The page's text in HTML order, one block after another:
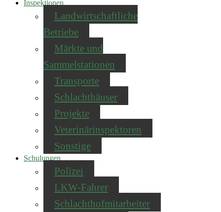
Inspektionen
Landwirtschaftliche
Betriebe
Märkte und
Sammelstationen
Transporte
Schlachthäuser
Projekte
Veterinärinspektoren
Sonstige
Schulungen
Polizei
LKW-Fahrer
Schlachthofmitarbeiter